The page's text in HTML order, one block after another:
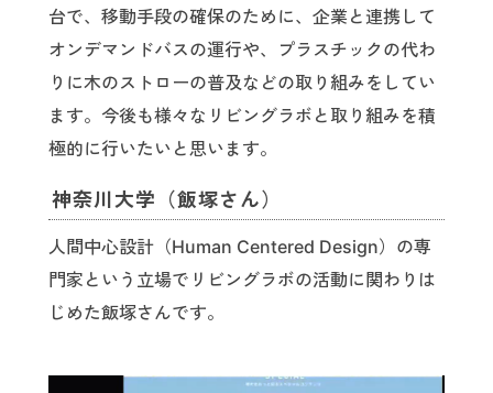
台で、移動手段の確保のために、企業と連携して
オンデマンドバスの運行や、プラスチックの代わ
りに木のストローの普及などの取り組みをしてい
ます。今後も様々なリビングラボと取り組みを積
極的に行いたいと思います。
神奈川大学（飯塚さん）
人間中心設計（Human Centered Design）の専
門家という立場でリビングラボの活動に関わりは
じめた飯塚さんです。